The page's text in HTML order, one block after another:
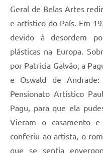
Geral de Belas Artes
e artístico do País. Em
devido à desordem
plásticas na Europa.
por Patricia Galvão, a
e Oswald de
Pensionato Artístico
Pagu, para que ela
Vieram o casamento
conferiu ao artista, o
que se sentia